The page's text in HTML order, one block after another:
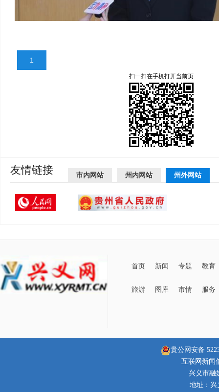
1
扫一扫在手机打开当前页
友情链接 市内网站 州内网站 州外网站
首页 新闻 专题 教育
旅游 图库 市情 服务
贵公网安备
互联网新闻
兴义市融
地址：兴